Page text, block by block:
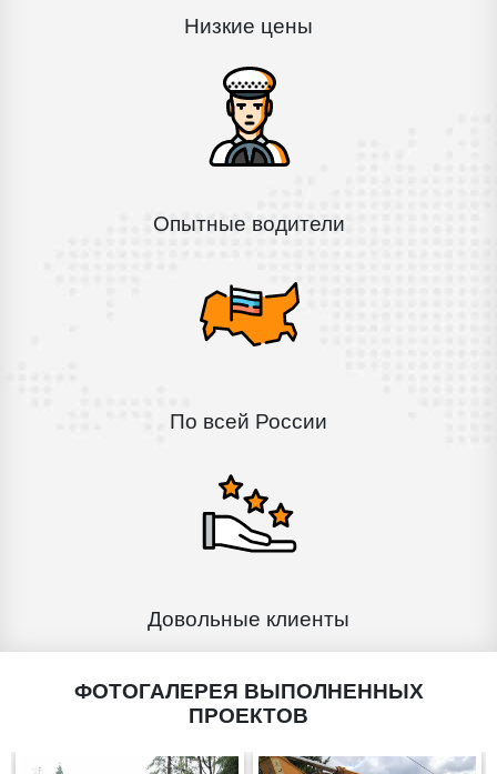
Низкие цены
Опытные водители
По всей России
Довольные клиенты
ФОТОГАЛЕРЕЯ ВЫПОЛНЕННЫХ
ПРОЕКТОВ